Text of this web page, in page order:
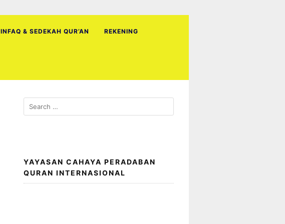
INFAQ & SEDEKAH QUR’AN REKENING
Search
for:
YAYASAN CAHAYA PERADABAN
QURAN INTERNASIONAL